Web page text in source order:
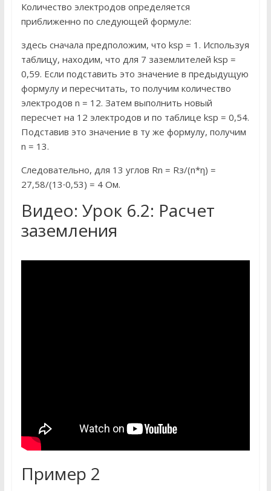
Количество электродов определяется
приближенно по следующей формуле:
здесь сначала предположим, что ksp = 1. Используя
таблицу, находим, что для 7 заземлителей ksp =
0,59. Если подставить это значение в предыдущую
формулу и пересчитать, то получим количество
электродов n = 12. Затем выполнить новый
пересчет на 12 электродов и по таблице ksp = 0,54.
Подставив это значение в ту же формулу, получим
n = 13.
Следовательно, для 13 углов Rn = Rз/(n*η) =
27,58/(13∙0,53) = 4 Ом.
Видео: Урок 6.2: Расчет
заземления
Пример 2